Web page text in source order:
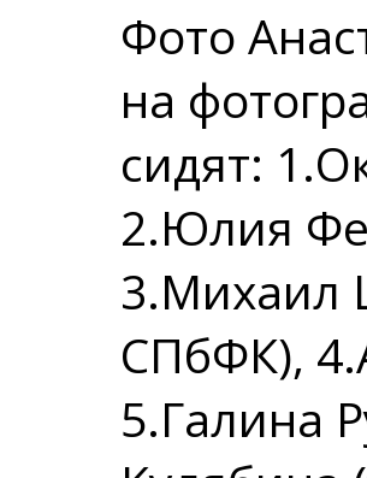
Фото
на
сидят:
2.Юлия
3.Михаил
СПбФК),
5.Галина